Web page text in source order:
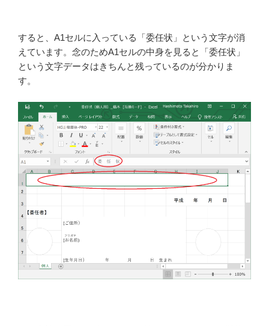
すると、A1セルに入っている「委任状」という文字が消
えています。念のためA1セルの中身を見ると「委任状」
という文字データはきちんと残っているのが分かりま
す。